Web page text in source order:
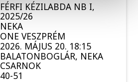
FÉRFI KÉZILABDA NB I,
2025/26
NEKA
ONE VESZPRÉM
2026. MÁJUS 20. 18:15
BALATONBOGLÁR, NEKA
CSARNOK
40-51